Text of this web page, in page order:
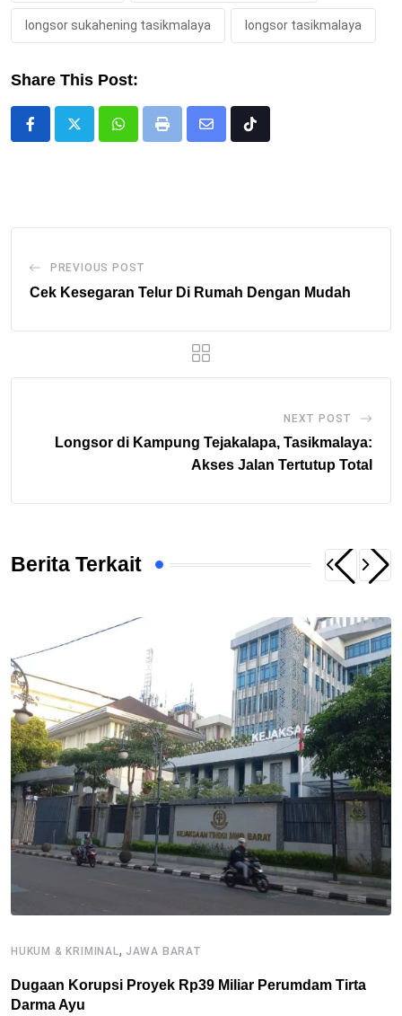
longsor sukahening tasikmalaya longsor tasikmalaya
Share This Post:
WhatsappPrint
Share
Tiktok
PREVIOUS POST
Cek Kesegaran Telur Di Rumah Dengan Mudah
NEXT POST
Longsor di Kampung Tejakalapa, Tasikmalaya:
Akses Jalan Tertutup Total
Berita Terkait
HUKUM & KRIMINAL, JAWA BARAT
Dugaan Korupsi Proyek Rp39 Miliar Perumdam Tirta
Darma Ayu